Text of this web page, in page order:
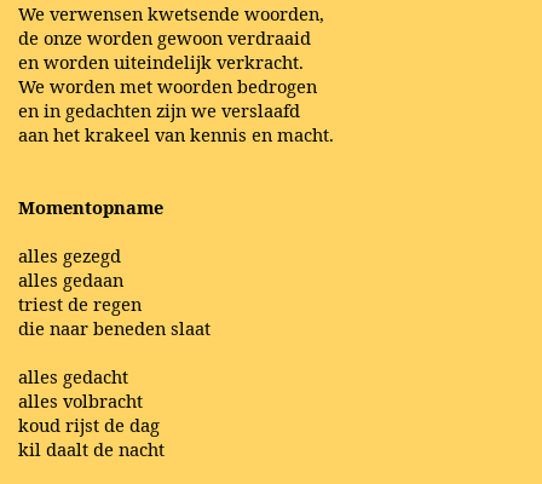
We verwensen kwetsende woorden,
de onze worden gewoon verdraaid
en worden uiteindelijk verkracht.
We worden met woorden bedrogen
en in gedachten zijn we verslaafd
aan het krakeel van kennis en macht.
Momentopname
alles gezegd
alles gedaan
triest de regen
die naar beneden slaat
alles gedacht
alles volbracht
koud rijst de dag
kil daalt de nacht